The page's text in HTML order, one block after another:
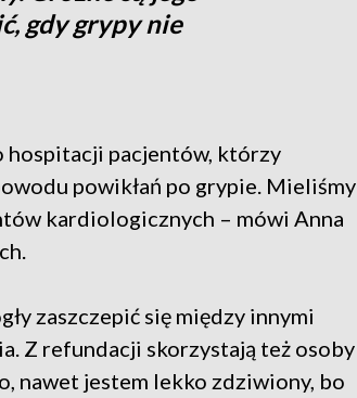
gdy grypy nie
hospitacji pacjentów, którzy
powikłań po grypie. Mieliśmy
kardiologicznych – mówi Anna
zaszczepić się między innymi
Z refundacji skorzystają też osoby
nawet jestem lekko zdziwiony, bo